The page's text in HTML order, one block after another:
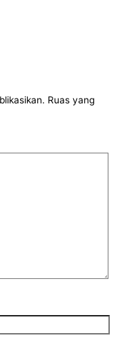
Ruas yang